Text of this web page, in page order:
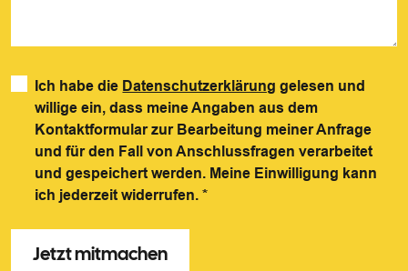
Ich habe die Datenschutzerklärung gelesen und
willige ein, dass meine Angaben aus dem
Kontaktformular zur Bearbeitung meiner Anfrage
und für den Fall von Anschlussfragen verarbeitet
und gespeichert werden. Meine Einwilligung kann
ich jederzeit widerrufen.*